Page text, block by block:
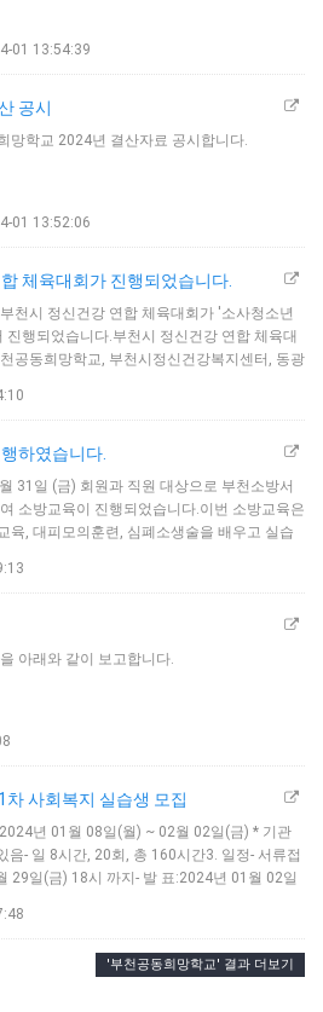
01 13:54:39
공시
망학교 2024년 결산자료 공시합니다.
01 13:52:06
체육대회가 진행되었습니다.
천시 정신건강 연합 체육대회가 '소사청소년
진행되었습니다.부천시 정신건강 연합 체육대
공동희망학교, 부천시정신건강복지센터, 동광
께 모여 진행되었습니다.부천시 정신건강 연
이 모여 유대감을 형성하고 공동체로서의 단합
체육대회는 전문 레크레이션 업체에서 진행하
신질환자의 신체활동을 증진하고 일상…
하였습니다.
31일 (금) 회원과 직원 대상으로 부천소방서
소방교육이 진행되었습니다.이번 소방교육은
육, 대피모의훈련, 심폐소생술을 배우고 실습
에 대해서 숙지하고 화재 및 응급상황 발생시
의 신체와 생명을 보호하고, 심폐소생술 및 자동
타인의 신체와 생명을 보호할 수 있도록 진행되
아래와 같이 보고합니다.
차 사회복지 실습생 모집
년 01월 08일(월) ~ 02월 02일(금) * 기관
음- 일 8시간, 20회, 총 160시간3. 일정- 서류접
29일(금) 18시 까지- 발 표:2024년 01월 02일
경력(성, 학대)조회 동의서 작성 후 기관에서
'부천공동희망학교' 결과 더보기